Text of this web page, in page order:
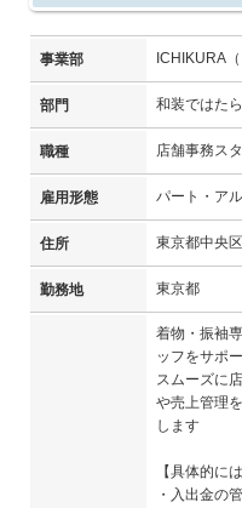
事業部 ICHIKURA（
部門 和装ではたら
職種 店舗事務ス
雇用形態 パート・ア
住所 東京都中央
勤務地 東京都
着物・振袖
ッフをサポ
スムーズに
や売上管理
します
【具体的に
・入出金の